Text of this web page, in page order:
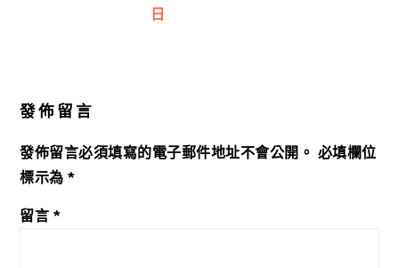
日
發佈留言
發佈留言必須填寫的電子郵件地址不會公開。 必填欄位
標示為*
留言 *